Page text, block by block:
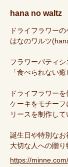
hana no waltz
ドライフラワー
はなのワルツ
フラワーパティ
「食べられない癒
ドライフラワーを
ケーキをモチーフ
リースを制作して
誕生日や特別なお
大切な人への贈り
https://